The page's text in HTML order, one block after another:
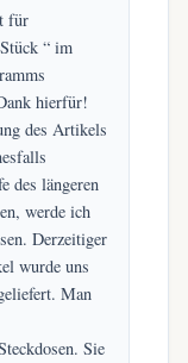
für
“ im
hierfür!
des Artikels
des längeren
werde ich
Derzeitiger
wurde uns
Man
Sie